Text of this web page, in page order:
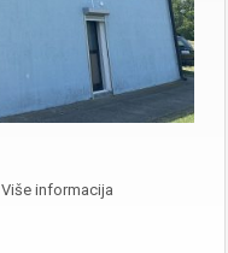
Više informacija